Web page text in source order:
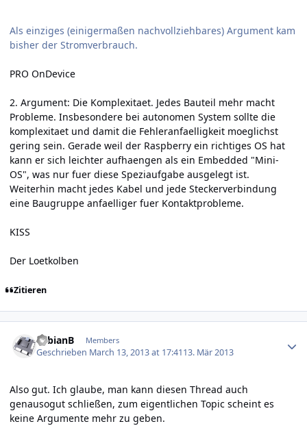
Als einziges (einigermaßen nachvollziehbares) Argument kam
bisher der Stromverbrauch.
PRO OnDevice
2. Argument: Die Komplexitaet. Jedes Bauteil mehr macht
Probleme. Insbesondere bei autonomen System sollte die
komplexitaet und damit die Fehleranfaelligkeit moeglichst
gering sein. Gerade weil der Raspberry ein richtiges OS hat
kann er sich leichter aufhaengen als ein Embedded "Mini-
OS", was nur fuer diese Speziaufgabe ausgelegt ist.
Weiterhin macht jedes Kabel und jede Steckerverbindung
eine Baugruppe anfaelliger fuer Kontaktprobleme.
KISS
Der Loetkolben
Zitieren
FabianB Members
Geschrieben March 13, 2013 at 17:4113. Mär 2013
Also gut. Ich glaube, man kann diesen Thread auch
genausogut schließen, zum eigentlichen Topic scheint es
keine Argumente mehr zu geben.